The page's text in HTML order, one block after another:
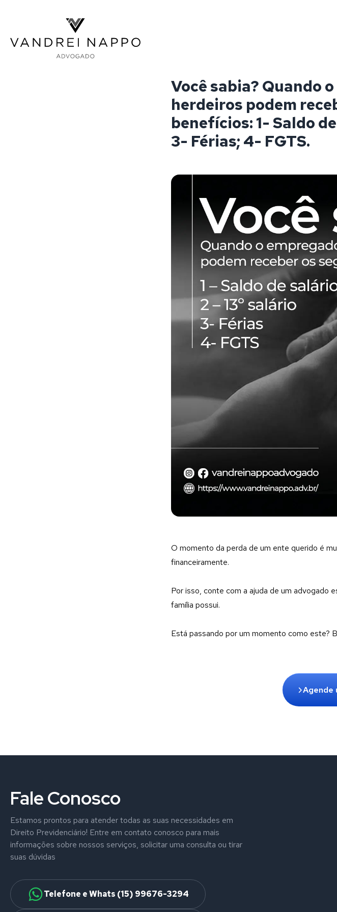
Vandrei Nappo - Advogado
Você sabia? Quando
herdeiros podem
benefícios: 1- Saldo
3- Férias; 4- FGTS.
O momento da perda de um ente querido é
financeiramente.
Por isso, conte com a ajuda de um advogado
família possui.
Está passando por um momento como este?
Agende
Fale Conosco
Estamos prontos para atender todas as suas necessidades em
Direito Previdenciário! Entre em contato conosco para mais
informações sobre nossos serviços, solicitar uma consulta ou tirar
suas dúvidas
Telefone e Whats (15) 99676-3294